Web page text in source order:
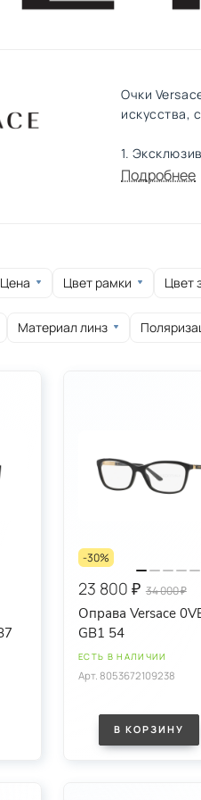
Очки
искусства,
1.
Versace
ношение
3.
5. Ваши
С Versace
Выбирайте
выделить
Подробнее
Цена Цвет рамки Цвет
Материал линз
-30%
23 800 ₽ 34 000 ₽
Оправа Versace
GB1 54
ЕСТЬ В НАЛИЧИИ
Арт. 8053672109238
В КОРЗИНУ